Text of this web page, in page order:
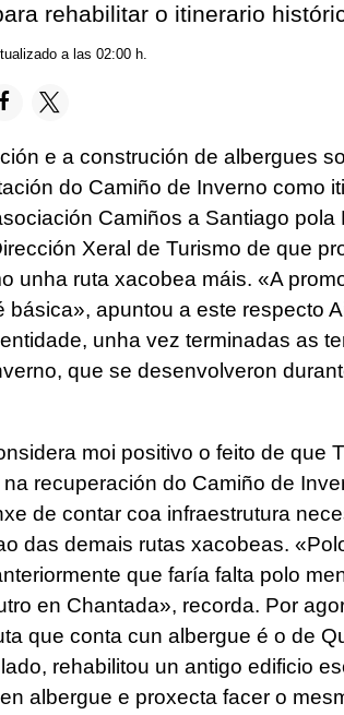
rehabilitar o itinerario
a las 02:00 h.
e a construción de albergues
do Camiño de Inverno como
Camiños a Santiago
Xeral de Turismo de que
unha ruta xacobea máis. «A
básica», apuntou a este respecto
unha vez terminadas as
que se desenvolveron
moi positivo o feito de que
recuperación do Camiño de
de contar coa infraestrutura
das demais rutas xacobeas.
que faría falta polo
en Chantada», recorda. Por
que conta cun albergue é o de
rehabilitou un antigo edificio
albergue e proxecta facer o